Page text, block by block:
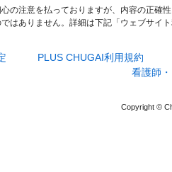
の注意を払っておりますが、内容の正
はありません。詳細は下記「ウェブサイト
PLUS CHUGAI利用規約
看護師
Copyright ©